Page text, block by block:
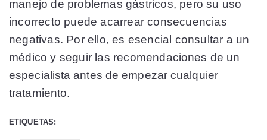
manejo de problemas gástricos, pero su uso
incorrecto puede acarrear consecuencias
negativas. Por ello, es esencial consultar a un
médico y seguir las recomendaciones de un
especialista antes de empezar cualquier
tratamiento.
ETIQUETAS: